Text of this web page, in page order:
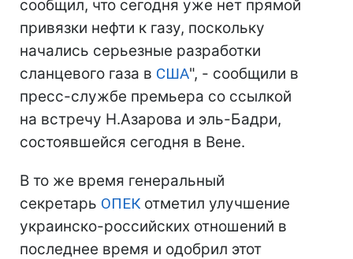
сообщил, что сегодня уже нет прямой
привязки нефти к газу, поскольку
начались серьезные разработки
сланцевого газа в США", - сообщили в
пресс-службе премьера со ссылкой
на встречу Н.Азарова и эль-Бадри,
состоявшейся сегодня в Вене.
В то же время генеральный
секретарь ОПЕКотметил улучшение
украинско-российских отношений в
последнее время и одобрил этот